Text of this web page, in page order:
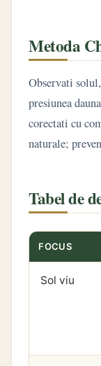
Metoda
Observati
presiunea
corectati cu
naturale;
Tabel de
FOCUS
Sol viu